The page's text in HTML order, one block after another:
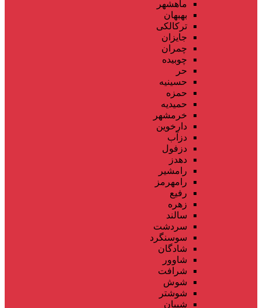
ماهشهر
بهبهان
ترکالکی
جایزان
چمران
چوبیده
حر
حسینیه
حمزه
حمیدیه
خرمشهر
دارخوین
دزآب
دزفول
دهدز
رامشیر
رامهرمز
رفیع
زهره
سالند
سردشت
سوسنگرد
شادگان
شاوور
شرافت
شوش
شوشتر
شیبان